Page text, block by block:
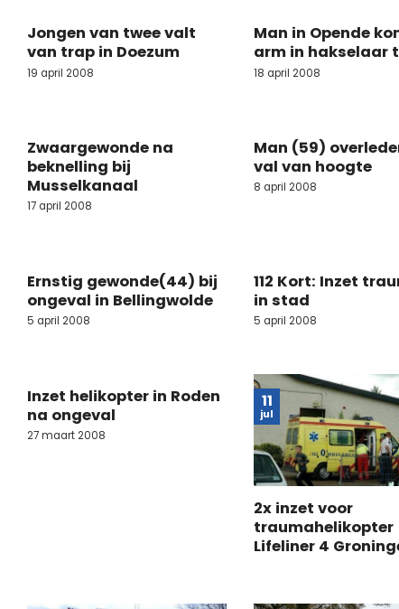
Jongen van twee valt
van trap in Doezum
19 april 2008
Man in Opende
arm in hakselaar
18 april 2008
Zwaargewonde na
beknelling bij
Musselkanaal
17 april 2008
Man (59)
val van hoogte
8 april 2008
Ernstig gewonde(44) bij
ongeval in Bellingwolde
5 april 2008
112 Kort: Inzet
in stad
5 april 2008
Inzet helikopter in Roden
na ongeval
27 maart 2008
2x inzet voor
traumahelikopter
Lifeliner 4
11
jul